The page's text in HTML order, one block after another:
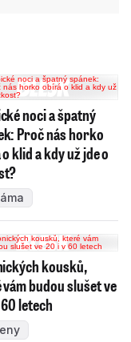
noci a špatný
Proč nás horko
klid a kdy už jde o
kousků,
budou slušet ve
letech